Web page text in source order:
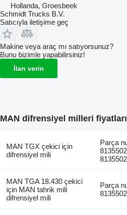
Hollanda, Groesbeek
Schmidt Trucks B.V.
Satıcıyla iletişime geç
Makine veya araç mı satıyorsunuz?
Bunu bizimle yapabilirsiniz!
İlan verin
MAN difrensiyel milleri fiyatları
MAN TGX çekici için
difrensiyel mili
Parça
MAN TGA 18.430 çekici
için MAN tahrik mili
difrensiyel mili
Parça